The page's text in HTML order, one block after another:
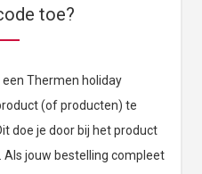
toe?
Thermen holiday
(of producten) te
doe je door bij het product
Als jouw bestelling compleet